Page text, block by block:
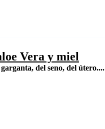
Vera y miel
del seno, del útero....